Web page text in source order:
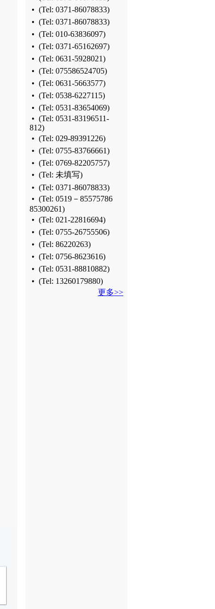
• (Tel: 0371-86078833)
• (Tel: 0371-86078833)
• (Tel: 010-63836097)
• (Tel: 0371-65162697)
• (Tel: 0631-5928021)
• (Tel: 075586524705)
• (Tel: 0631-5663577)
• (Tel: 0538-6227115)
• (Tel: 0531-83654069)
• (Tel: 0531-83196511-
812)
• (Tel: 029-89391226)
• (Tel: 0755-83766661)
• (Tel: 0769-82205757)
• (Tel: 未填写)
• (Tel: 0371-86078833)
• (Tel: 0519－85575786
85300261)
• (Tel: 021-22816694)
• (Tel: 0755-26755506)
• (Tel: 86220263)
• (Tel: 0756-8623616)
• (Tel: 0531-88810882)
• (Tel: 13260179880)
更多>>